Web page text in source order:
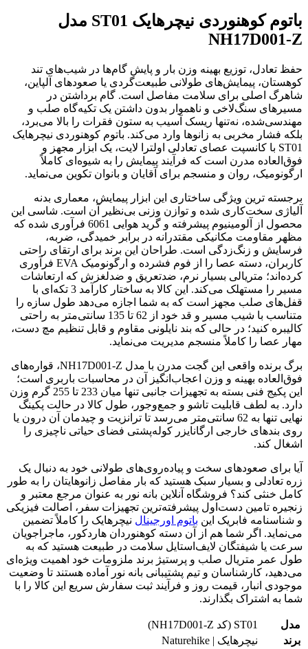
باتوم کوهنوردی نیچرهایک ST01 مدل
NH17D001-Z
حفظ تعادل، توزیع بهینه وزن بار و پایش گام‌ها در شیب‌های تند
کوهستان، پیمایش‌های طولانی طبیعت‌گردی یا صعودهای آلپاین،
شاهرگ اصلی برای سلامت مفاصل است. گام برداشتن در
مسیرهای سنگ‌لاخی و ناهموار بدون داشتن یک تکیه‌گاه صلب و
مهندسی‌شده، نه‌تنها ریسک آسیب به ستون فقرات را بالا می‌برد،
بلکه فشار مخربی به زانوها وارد می‌کند. باتوم کوهنوردی نیچرهایک
ST01 با کانسپت عصای تعادلی اولترا لایت، یک ابزار مجهز و
فوق‌العاده مدرن است که فرآیند پیمایش را به شیوه‌ای کاملاً
ارگونومیک، روان و منسجم برای آقایان و بانوان تکوین می‌نماید.
برجسته ترین ویژگی ساختاری این ابزار پیمایش، معماری بدنه
آلیاژی سخت‌کاری شده و توازن وزنی بی‌نظیر آن است. شاسی این
محصول از آلومینیوم پیشرفته و گرید هوایی 6061 فرآوری شده که
مظهر مقاومت مکانیکی مقتدرانه در برابر خمیدگی، ضربه،
فرسایش و زنگ‌زدگی است. طراحان این برند برای ارتقای راحتی
کاربران، دسته عصا را از فوم فشرده و ارگونومیک EVA فرآوری
کرده‌اند؛ متریالی بسیار نرم، ضدتعریق و ضدلغزش که ارتعاشات
مسیر را مستهلک می‌کند. این کالا به ساختار کارآمد 3 تکه‌ای با
قفل‌های صلب مجهز است که به شما اجازه می‌دهد طول سازه را
متناسب با شیب مسیر و قد خود از 62 تا 135 سانتی‌متر به راحتی
کالیبره کنید؛ در حالی که بند نایلونی مقاوم و قابل تنظیم مچ دست،
مهار عصا را کاملاً منسجم مدیریت می‌نماید.
برگ برنده واقعی این گجت مدرن با مدل NH17D001-Z، قواره‌های
فوق‌العاده بهینه و وزن اعجاب‌انگیز آن در محاسبات باربری است؛
این پکیج فنی بسته به تجهیزات جانبی تنها میان 233 تا 255 گرم وزن
دارد. به لطف قابلیت تاشو و جمع‌وجور، طول کالا در حالت پکینگ
نهایی تنها به 62 سانتی‌متر می‌رسد تا ترانزیت و چیدمان آن درون یا
روی بندهای خارجی ارگانایزر کوله‌پشتی فضای حیاتی ناچیزی را
اشغال کند.
آیا برای صعودهای سخت و پیاده‌روی‌های طولانی خود به دنبال یک
زره تعادلی و بسیار سبک هستید که بار مفاصل زانوهایتان را به طور
کامل خنثی کند؟ فروشگاه آنلاین بانه نور به عنوان مرجع معتبر و
زنجیره تامین دست‌اول پیشرفته‌ترین تجهیزات سفر، اصالت فیزیکی
و شناسنامه فابریک این باتوم اورجینال نیچرهایک را کاملاً تضمین
می‌نماید. اگر شما هم از آن دسته کوهنوردان هاردکور، ماجراجویان
سرعت یا شیفتگان لایف‌استایل سلامت در طبیعت هستید که به
طول عمر متریال صلب و پرستیژ برند ملزومات خود اهمیت ویژه‌ای
می‌دهید، کارشناسان و تیم پشتیبانی بانه نور آماده هستند تا وضعیت
موجودی انبار، قیمت روز و فرآیند ثبت سفارش سریع این کالا را با
شما به اشتراک بگذارند.
مدل
ST01 (کد NH17D001-Z)
برند
نیچرهایک | Naturehike